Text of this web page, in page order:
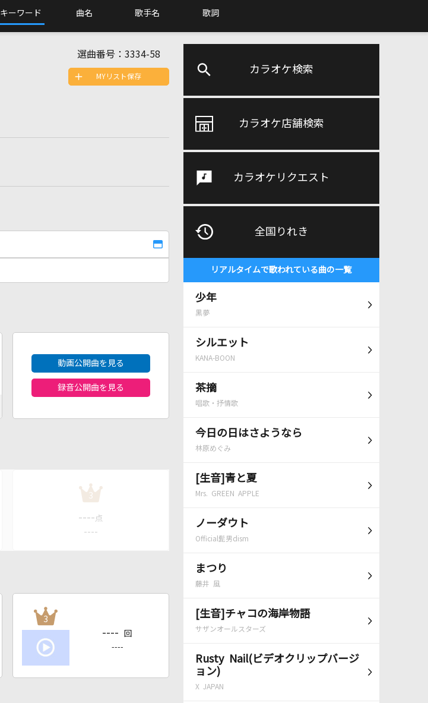
キーワード 曲名 歌手名 歌詞
カラオケ検索
カラオケ店舗検索
カラオケリクエスト
全国りれき
リアルタイムで歌われている曲の一覧
少年
黒夢
シルエット
KANA-BOON
茶摘
唱歌・抒情歌
今日の日はさようなら
林原めぐみ
[生音]青と夏
Mrs. GREEN APPLE
ノーダウト
Official髭男dism
まつり
藤井 風
[生音]チャコの海岸物語
サザンオールスターズ
Rusty Nail(ビデオクリップバージ
ョン)
X JAPAN
選曲番号： 3334-58
MYリスト保存
動画公開曲を見る
録音公開曲を見る
3
---- 点
----
3
---- 回
----